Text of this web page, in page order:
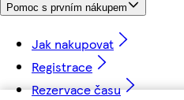
Pomoc s prvním nákupem
Jak nakupovat
Registrace
Rezervace času